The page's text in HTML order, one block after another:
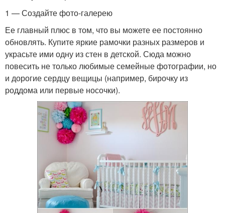
1 — Создайте фото-галерею
Ее главный плюс в том, что вы можете ее постоянно
обновлять. Купите яркие рамочки разных размеров и
украсьте ими одну из стен в детской. Сюда можно
повесить не только любимые семейные фотографии, но
и дорогие сердцу вещицы (например, бирочку из
роддома или первые носочки).